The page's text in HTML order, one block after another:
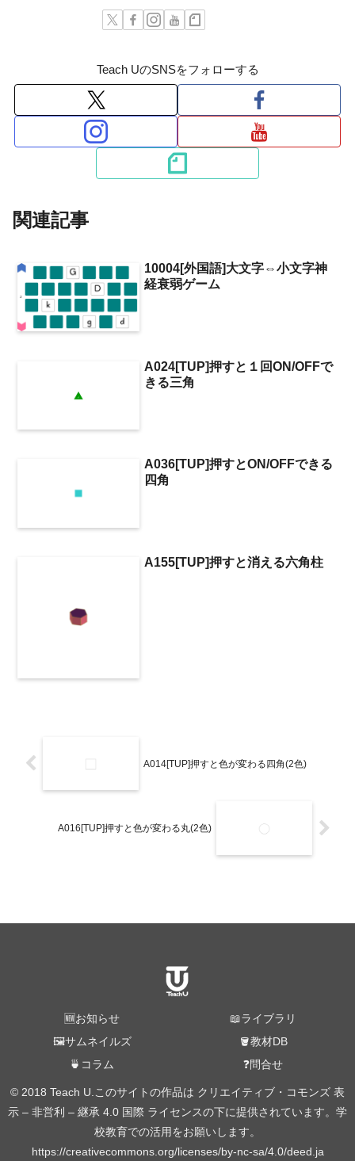
Teach UのSNSをフォローする
関連記事
10004[外国語]大文字⇔小文字神
経衰弱ゲーム
A024[TUP]押すと１回ON/OFFで
きる三角
A036[TUP]押すとON/OFFできる
四角
A155[TUP]押すと消える六角柱
A014[TUP]押すと色が変わる四角(2色)
A016[TUP]押すと色が変わる丸(2色)
🆕お知らせ
📖ライブラリ
🖼️サムネイルズ
🪣教材DB
🍵コラム
❓問合せ
© 2018 Teach U.このサイトの作品は クリエイティブ・コモンズ 表
示 – 非営利 – 継承 4.0 国際 ライセンスの下に提供されています。学
校教育での活用をお願いします。
https://creativecommons.org/licenses/by-nc-sa/4.0/deed.ja